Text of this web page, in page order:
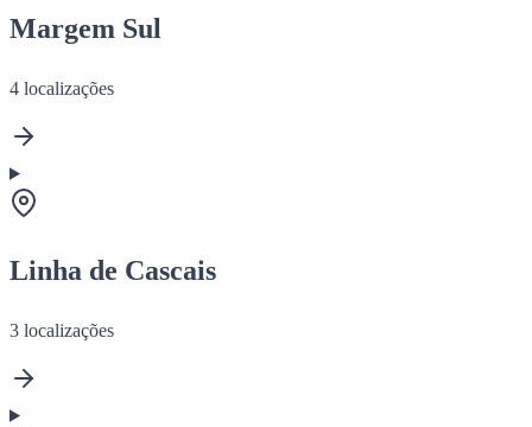
Margem Sul
4 localizações
Linha de Cascais
3 localizações